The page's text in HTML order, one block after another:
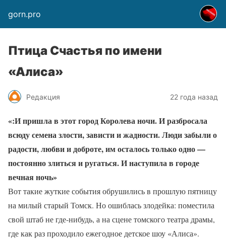
gorn.pro
Птица Счастья по имени
«Алиса»
Редакция 22 года назад
«:И пришла в этот город Королева ночи. И разбросала
всюду семена злости, зависти и жадности. Люди забыли о
радости, любви и доброте, им осталось только одно —
постоянно злиться и ругаться. И наступила в городе
вечная ночь»
Вот такие жуткие события обрушились в прошлую пятницу
на милый старый Томск. Но ошиблась злодейка: поместила
свой штаб не где-нибудь, а на сцене томского театра драмы,
где как раз проходило ежегодное детское шоу «Алиса».